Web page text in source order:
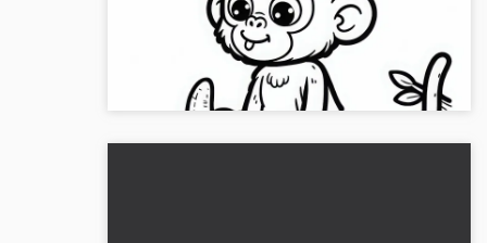
Hämta vår gratis målarbild av en kortsvansapa
som äter en banan. Ladda ner den nu och måla